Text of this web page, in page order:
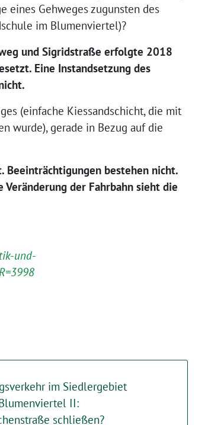
eines Gehweges zugunsten des
im Blumenviertel)?
und Sigridstraße erfolgte 2018
Eine Instandsetzung des
(einfache Kiessandschicht, die mit
wurde), gerade in Bezug auf die
Beeinträchtigungen bestehen nicht.
der Fahrbahn sieht die
und-
im Siedlergebiet
II:
schließen?